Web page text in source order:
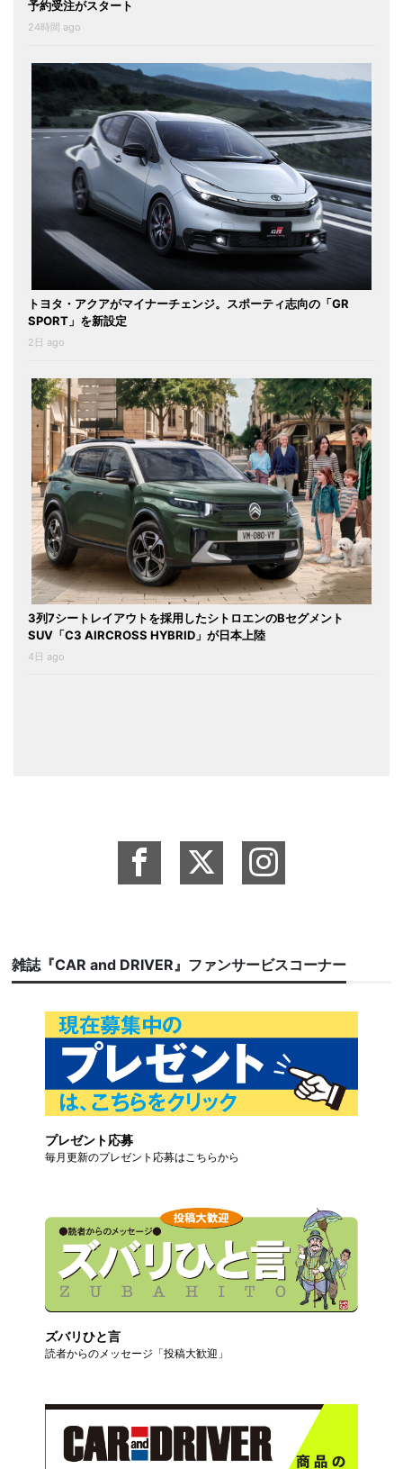
予約受注がスタート
24時間 ago
トヨタ・アクアがマイナーチェンジ。スポーティ志向の「GR
SPORT」を新設定
2日 ago
3列7シートレイアウトを採用したシトロエンのBセグメント
SUV「C3 AIRCROSS HYBRID」が日本上陸
4日 ago
雑誌『CAR and DRIVER』ファンサービスコーナー
プレゼント応募
毎月更新のプレゼント応募はこちらから
ズバリひと言
読者からのメッセージ「投稿大歓迎」